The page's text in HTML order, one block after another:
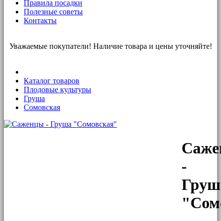
Правила посадки
Полезные советы
Контакты
Уважаемые покупатели! Наличие товара и цены уточняйте!
Каталог товаров
Плодовые культуры
Груша
Сомовская
-